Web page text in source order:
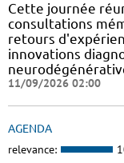
Cette journée
consultations
retours
innovations
11/09/2026 02:00
AGENDA
relevance: